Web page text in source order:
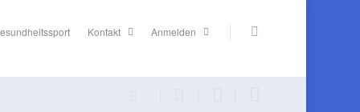
Kontakt Anmelden